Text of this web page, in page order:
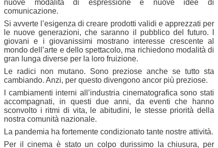
nuove modalità di espressione e nuove idee di
comunicazione.
Si avverte l’esigenza di creare prodotti validi e apprezzati per
le nuove generazioni, che saranno il pubblico del futuro. I
giovani e i giovanissimi mostrano interesse crescente al
mondo dell’arte e dello spettacolo, ma richiedono modalità di
gran lunga diverse per la loro fruizione.
Le radici non mutano. Sono preziose anche se tutto sta
cambiando. Anzi, per questo divengono ancor più preziose.
I cambiamenti interni all’industria cinematografica sono stati
accompagnati, in questi due anni, da eventi che hanno
sconvolto i ritmi di vita, le abitudini, le stesse priorità della
nostra comunità nazionale.
La pandemia ha fortemente condizionato tante nostre attività.
Per il cinema è stato un colpo durissimo la chiusura, per